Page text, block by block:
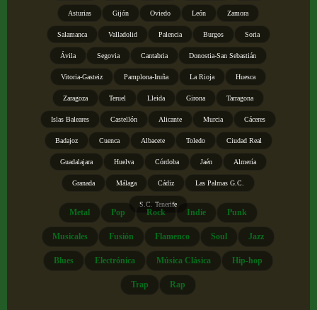
Asturias Gijón Oviedo León Zamora
Salamanca Valladolid Palencia Burgos Soria
Ávila Segovia Cantabria Donostia-San Sebastián
Vitoria-Gasteiz Pamplona-Iruña La Rioja Huesca
Zaragoza Teruel Lleida Girona Tarragona
Islas Baleares Castellón Alicante Murcia Cáceres
Badajoz Cuenca Albacete Toledo Ciudad Real
Guadalajara Huelva Córdoba Jaén Almería
Granada Málaga Cádiz Las Palmas G.C.
S.C. Tenerife
Metal Pop Rock Indie Punk
Musicales Fusión Flamenco Soul Jazz
Blues Electrónica Música Clásica Hip-hop
Trap Rap